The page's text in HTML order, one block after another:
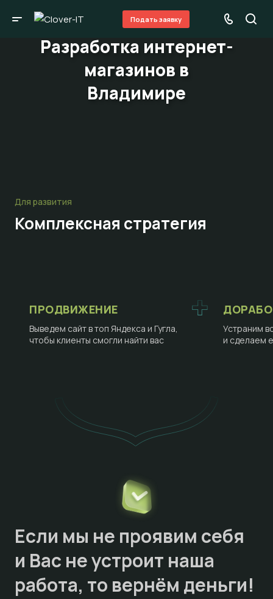
Подать заявку
Разработка интернет-
магазинов в
Владимире
Для развития
Комплексная стратегия
ПРОДВИЖЕНИЕ
Выведем сайт в топ Яндекса и Гугла,
чтобы клиенты смогли найти вас
Устраним
и сделаем
Если мы не проявим себя
и Вас не устроит наша
работа, то вернём деньги!